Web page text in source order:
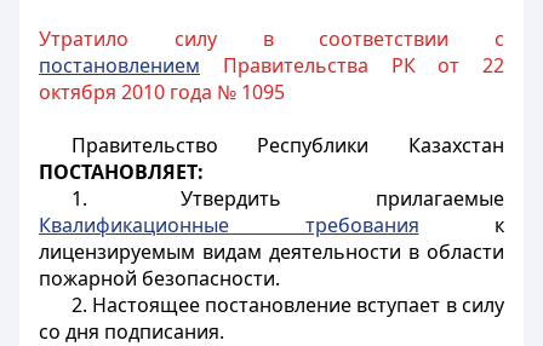
Утратило силу в соответствии с
постановлением Правительства РК от 22
октября 2010 года № 1095
Правительство Республики Казахстан
ПОСТАНОВЛЯЕТ:
1. Утвердить прилагаемые
Квалификационные требования к
лицензируемым видам деятельности в области
пожарной безопасности.
2. Настоящее постановление вступает в силу
со дня подписания.